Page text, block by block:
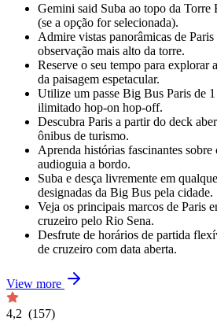
Gemini said Suba ao topo da Torre
(se a opção for selecionada).
Admire vistas panorâmicas de
observação mais alto da torre.
Reserve o seu tempo para explorar
da paisagem espetacular.
Utilize um passe Big Bus Paris de 1
ilimitado hop-on hop-off.
Descubra Paris a partir do deck
ônibus de turismo.
Aprenda histórias fascinantes sobre
audioguia a bordo.
Suba e desça livremente em
designadas da Big Bus pela cidade.
Veja os principais marcos de Paris
cruzeiro pelo Rio Sena.
Desfrute de horários de partida
de cruzeiro com data aberta.
View more
4,2 (157)